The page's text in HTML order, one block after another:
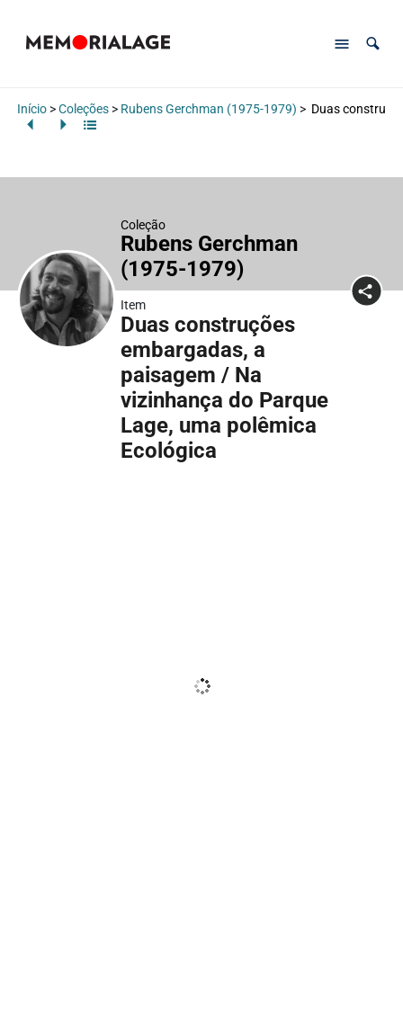
Início>Coleções> Rubens Gerchman (1975-1979) > Duas
Coleção
Rubens Gerchman
(1975-1979)
Item
Duas construções
embargadas, a
paisagem / Na
vizinhança do Parque
Lage, uma polêmica
Ecológica